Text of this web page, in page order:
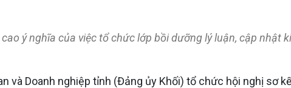
ý nghĩa của việc tổ chức lớp bồi dưỡng lý luận, cập nhật
và Doanh nghiệp tỉnh (Đảng ủy Khối) tổ chức hội nghị